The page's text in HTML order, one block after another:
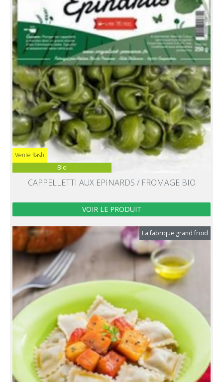
Bio
Vente flash
CAPPELLETTI AUX EPINARDS / FROMAGE BIO
VOIR LE PRODUIT
La fabrique grand froid